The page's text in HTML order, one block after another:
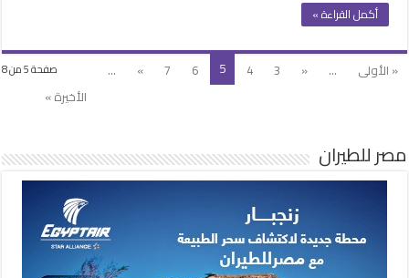
أكمل القراءة »
صفحة 5 من 8 « الأولى ...
«
3
4
5
6
7
»
...
الأخيرة »
مصر للطيران